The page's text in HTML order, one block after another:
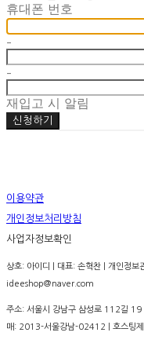
휴대폰 번호
-
-
재입고 시 알림
신청하기
이용약관
개인정보처리방침
사업자정보확인
상호: 아이디 | 대표: 손혁찬 | 개인정
ideeshop@naver.com
주소: 서울시 강남구 삼성로 112길
매: 2013-서울강남-02412 | 호스팅